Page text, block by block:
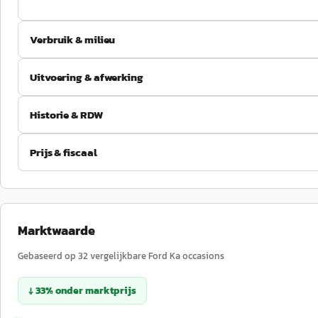
Verbruik & milieu
Uitvoering & afwerking
Historie & RDW
Prijs & fiscaal
Marktwaarde
Gebaseerd op 32 vergelijkbareFord Kaoccasions
↓33%ondermarktprijs